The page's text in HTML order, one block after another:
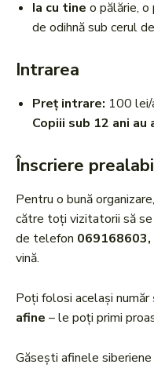
Ia cu tine o pălărie,
de odihnă sub cerul
Intrarea
Preț intrare: 100
Copiii sub 12 ani
Înscriere
Pentru o bună
către toți vizitatorii să
de telefon 069168603,
vină.
Poți folosi același număr
afine – le poți primi
Găsești afinele